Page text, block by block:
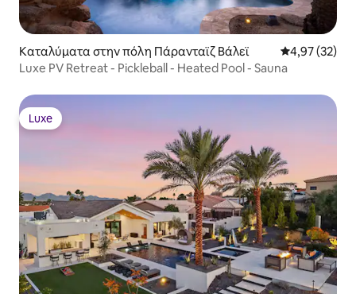
Καταλύματα στην πόλη Πάρανταϊζ Βάλεϊ Μέση
4,97 (32)
Luxe PV Retreat - Pickleball - Heated Pool - Sauna
Luxe
Luxe